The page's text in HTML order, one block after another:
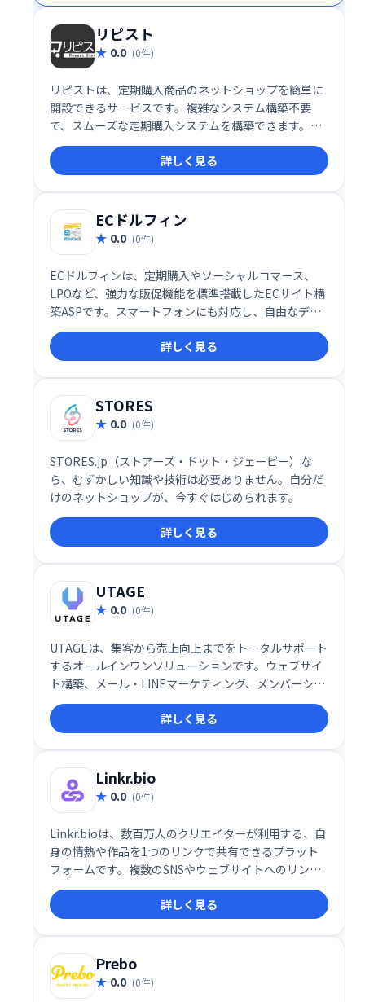
を世界へ届けましょう。
リピスト
0.0 (0件)
リピストは、定期購入商品のネットショップを簡単に
開設できるサービスです。複雑なシステム構築不要
で、スムーズな定期購入システムを構築できます。顧
客管理や売上管理も効率化し、リピーター獲得による
売上向上を実現します。手軽に始められる定期購入ビ
ジネスで、安定した収益獲得を目指しましょう。
詳しく見る
ECドルフィン
0.0 (0件)
ECドルフィンは、定期購入やソーシャルコマース、
LPOなど、強力な販促機能を標準搭載したECサイト構
築ASPです。スマートフォンにも対応し、自由なデザ
インと高いカスタマイズ性で、理想のECサイトを構築
できます。多様な販促機能で売上アップを目指せる、
拡張性の高いサービスです。
詳しく見る
STORES
0.0 (0件)
STORES.jp（ストアーズ・ドット・ジェーピー）な
ら、むずかしい知識や技術は必要ありません。自分だ
けのネットショップが、今すぐはじめられます。
詳しく見る
UTAGE
0.0 (0件)
UTAGEは、集客から売上向上までをトータルサポート
するオールインワンソリューションです。ウェブサイ
ト構築、メール・LINEマーケティング、メンバーシッ
プ管理、決済処理、顧客情報管理、業務自動化など、
ビジネスに必要な機能を網羅。煩雑な作業を効率化
し、売上アップを実現します。集客や売上向上でお悩
みの事業者様は、ぜひUTAGEをご検討ください。
詳しく見る
Linkr.bio
0.0 (0件)
Linkr.bioは、数百万人のクリエイターが利用する、自
身の情熱や作品を1つのリンクで共有できるプラット
フォームです。複数のSNSやウェブサイトへのリンク
をまとめて管理し、魅力的なプロフィールを作成でき
ます。簡単にアクセス可能なプロフィールで、ファン
とのエンゲージメントを向上させましょう。
詳しく見る
Prebo
0.0 (0件)